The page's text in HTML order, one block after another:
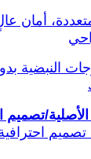
أمان
النبضية
تصميم